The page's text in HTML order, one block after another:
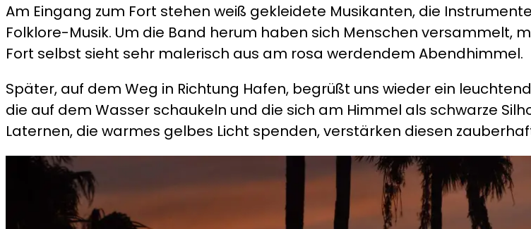
Am Eingang zum Fort stehen weiß gekleidete Musikanten, die
Folklore-Musik. Um die Band herum haben sich Menschen versammelt,
Fort selbst sieht sehr malerisch aus am rosa werdendem Abendhimmel.
Später, auf dem Weg in Richtung Hafen, begrüßt uns wieder ein
die auf dem Wasser schaukeln und die sich am Himmel als schwarze
Laternen, die warmes gelbes Licht spenden, verstärken diesen